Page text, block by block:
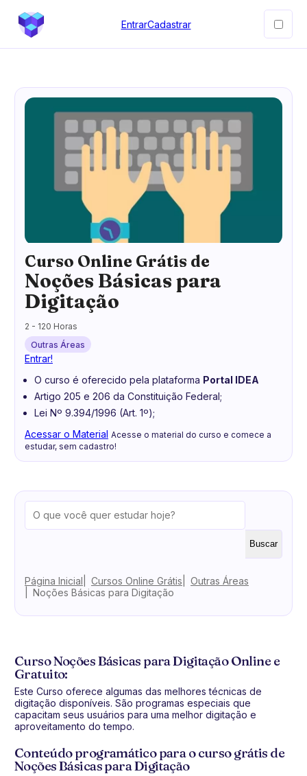
EntrarCadastrar
Curso Online Grátis de
Noções Básicas para
Digitação
2 - 120 Horas
Outras Áreas
Entrar!
O curso é oferecido pela plataforma Portal IDEA
Artigo 205 e 206 da Constituição Federal;
Lei Nº 9.394/1996 (Art. 1º);
Acessar o Material Acesse o material do curso e comece a
estudar, sem cadastro!
Buscar
Página Inicial Cursos Online Grátis
Outras Áreas
Noções Básicas para Digitação
Curso Noções Básicas para Digitação Online e
Gratuito:
Este Curso oferece algumas das melhores técnicas de
digitação disponíveis. São programas especiais que
capacitam seus usuários para uma melhor digitação e
aproveitamento do tempo.
Conteúdo programático para o curso grátis de
Noções Básicas para Digitação